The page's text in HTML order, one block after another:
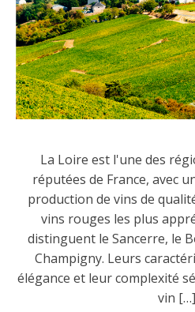
La Loire est l'une des
réputées de France, avec
production de vins de
vins rouges les plus
distinguent le Sancerre, le
Champigny. Leurs
élégance et leur complexité
vin […]